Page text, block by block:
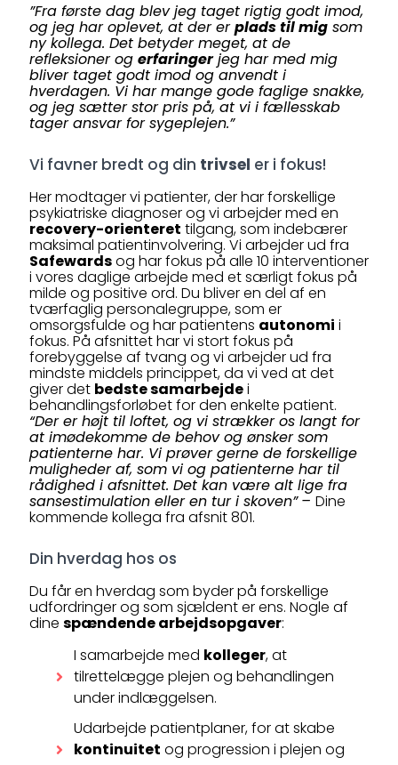
”Fra første dag blev jeg taget rigtig godt imod,
og jeg har oplevet, at der erplads til mig som
ny kollega. Det betyder meget, at de
refleksioner og erfaringerjeg har med mig
bliver taget godt imod og anvendt i
hverdagen. Vi har mange gode faglige snakke,
og jeg sætter stor pris på, at vi i fællesskab
tager ansvar for sygeplejen.”
Vi favner bredt og din trivsel er i fokus!
Her modtager vi patienter, der har forskellige
psykiatriske diagnoser og vi arbejder med en
recovery-orienteret tilgang, som indebærer
maksimal patientinvolvering. Vi arbejder ud fra
Safewardsog har fokus på alle 10 interventioner
i vores daglige arbejde med et særligt fokus på
milde og positive ord. Du bliver en del af en
tværfaglig personalegruppe, som er
omsorgsfulde og har patientens autonomi i
fokus. På afsnittet har vi stort fokus på
forebyggelse af tvang og vi arbejder ud fra
mindste middels princippet, da vi ved at det
giver det bedste samarbejdei
behandlingsforløbet for den enkelte patient.
“Der er højt til loftet, og vi strækker os langt for
at imødekomme de behov og ønsker som
patienterne har. Vi prøver gerne de forskellige
muligheder af, som vi og patienterne har til
rådighed i afsnittet. Det kan være alt lige fra
sansestimulation eller en tur i skoven” – Dine
kommende kollega fra afsnit 801.
Din hverdag hos os
Du får en hverdag som byder på forskellige
udfordringer og som sjældent er ens. Nogle af
dine spændende arbejdsopgaver:
I samarbejde med kolleger, at
tilrettelægge plejen og behandlingen
under indlæggelsen.
Udarbejde patientplaner, for at skabe
kontinuitet og progression i plejen og